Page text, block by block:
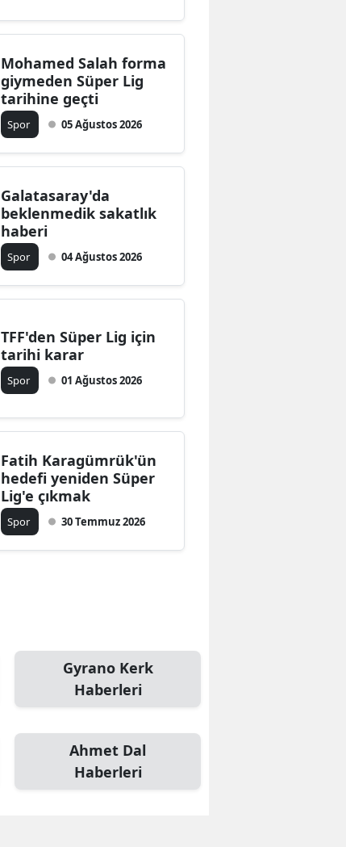
Mohamed Salah forma
giymeden Süper Lig
tarihine geçti
Spor 05 Ağustos 2026
Galatasaray'da
beklenmedik sakatlık
haberi
Spor 04 Ağustos 2026
TFF'den Süper Lig için
tarihi karar
Spor 01 Ağustos 2026
Fatih Karagümrük'ün
hedefi yeniden Süper
Lig'e çıkmak
Spor 30 Temmuz 2026
Gyrano Kerk
Haberleri
Ahmet Dal
Haberleri